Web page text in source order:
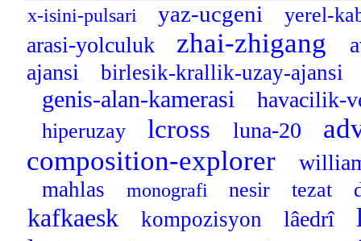
x-isini-pulsari yaz-ucgeni yerel-
arasi-yolculuk zhai-zhigang
ajansi
birlesik-krallik-uzay-ajansi
genis-alan-kamerasi havacilik-
hiperuzay lcross luna-20
composition-explorer
mahlas monografi nesir tezat
kafkaesk kompozisyon lâedrî